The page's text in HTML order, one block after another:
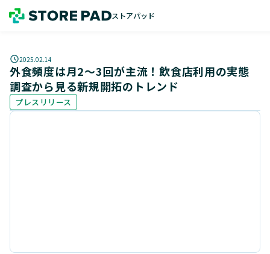
2025.02.14
外食頻度は月2〜3回が主流！飲食店利用の実態
調査から見る新規開拓のトレンド
プレスリリース
ストアパッド